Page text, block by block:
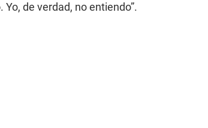
de verdad, no entiendo”.